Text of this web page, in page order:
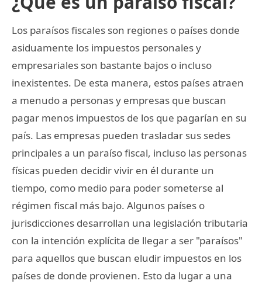
Los paraísos fiscales son regiones o países donde
asiduamente los impuestos personales y
empresariales son bastante bajos o incluso
inexistentes. De esta manera, estos países atraen
a menudo a personas y empresas que buscan
pagar menos impuestos de los que pagarían en su
país. Las empresas pueden trasladar sus sedes
principales a un paraíso fiscal, incluso las personas
físicas pueden decidir vivir en él durante un
tiempo, como medio para poder someterse al
régimen fiscal más bajo. Algunos países o
jurisdicciones desarrollan una legislación tributaria
con la intención explícita de llegar a ser "paraísos"
para aquellos que buscan eludir impuestos en los
países de donde provienen. Esto da lugar a una